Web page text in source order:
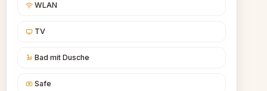
WLAN
TV
Bad mit Dusche
Safe